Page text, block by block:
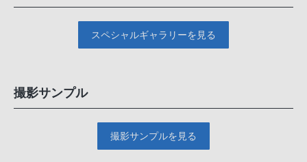
スペシャルギャラリーを見る
撮影サンプル
撮影サンプルを見る